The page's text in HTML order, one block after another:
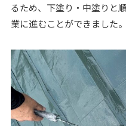
るため、下塗り・中塗りと
業に進むことができました。